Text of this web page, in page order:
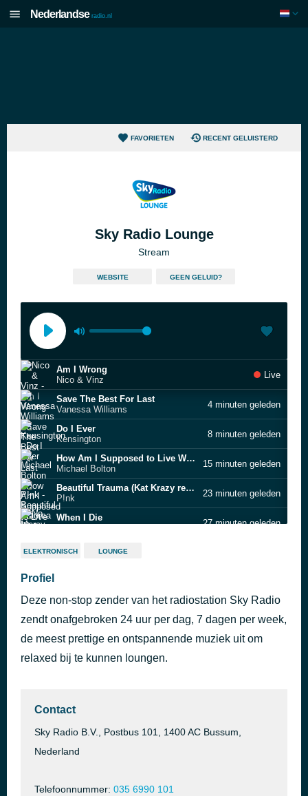
Nederlandse radio.nl
FAVORIETEN RECENT GELUISTERD
Sky Radio Lounge
Stream
WEBSITE GEEN GELUID?
Am I Wrong
Nico & Vinz
Live
Save The Best For Last
Vanessa Williams
4 minuten geleden
Do I Ever
Kensington
8 minuten geleden
How Am I Supposed to Live Without You
Michael Bolton
15 minuten geleden
Beautiful Trauma (Kat Krazy remix - clean)
P!nk
23 minuten geleden
When I Die
27 minuten geleden
Give Me Everything
Didn't We Almost Have It All
Whitney Houston
Have You Ever Really Loved A Woman
Bryan Adams
47 minuten geleden
ELEKTRONISCH LOUNGE
Profiel
Deze non-stop zender van het radiostation Sky Radio
zendt onafgebroken 24 uur per dag, 7 dagen per week,
de meest prettige en ontspannende muziek uit om
relaxed bij te kunnen loungen.
Contact
Sky Radio B.V., Postbus 101, 1400 AC Bussum,
Nederland
Telefoonnummer: 035 6990 101